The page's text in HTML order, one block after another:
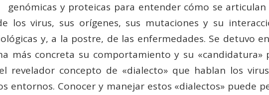
genómicas y proteicas para entender cómo se
los virus, sus orígenes, sus mutaciones y su
y, a la postre, de las enfermedades. Se detuvo
más concreta su comportamiento y su «candidatura»
revelador concepto de «dialecto» que hablan los
entornos. Conocer y manejar estos «dialectos» puede